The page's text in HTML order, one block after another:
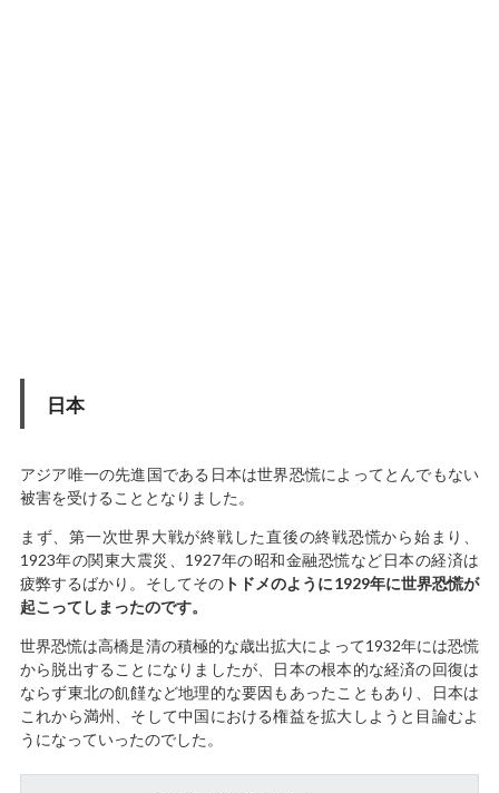
日本
アジア唯一の先進国である日本は世界恐慌によってとんでもない
被害を受けることとなりました。
まず、第一次世界大戦が終戦した直後の終戦恐慌から始まり、
1923年の関東大震災、1927年の昭和金融恐慌など日本の経済は
疲弊するばかり。そしてそのトドメのように1929年に世界恐慌が
起こってしまったのです。
世界恐慌は高橋是清の積極的な歳出拡大によって1932年には恐慌
から脱出することになりましたが、日本の根本的な経済の回復は
ならず東北の飢饉など地理的な要因もあったこともあり、日本は
これから満州、そして中国における権益を拡大しようと目論むよ
うになっていったのでした。